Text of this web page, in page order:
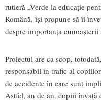
rutieră „Verde la educație
Română, își propune să îi
despre importanța
Proiectul are ca scop,
responsabil în trafic al
de accidente în care sunt
Astfel, an de an, copiii